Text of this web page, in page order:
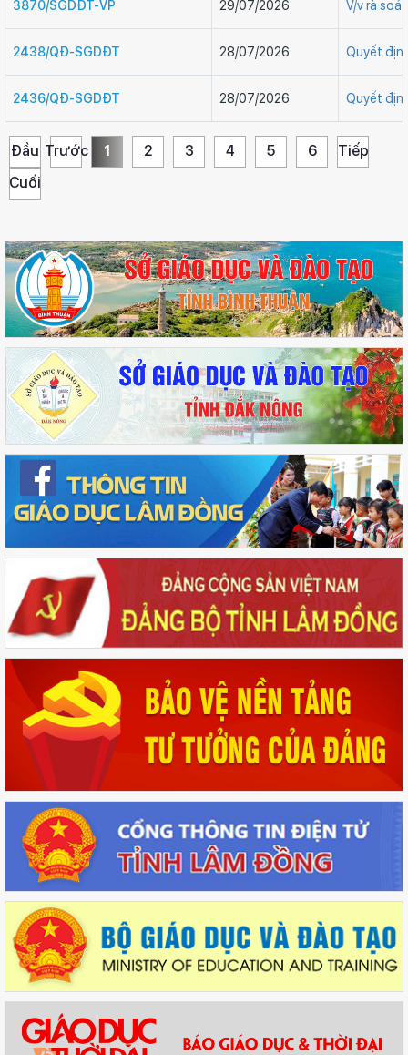
3870/SGDĐT-VP 29/07/2026 V/v rà
2438/QĐ-SGDĐT 28/07/2026 Quyết
2436/QĐ-SGDĐT 28/07/2026 Quyết
Đầu Trước 1 2 3 4 5 6
Tiếp
Cuối